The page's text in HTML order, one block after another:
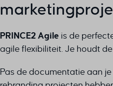
PRINCE2 Agile is de
agile flexibiliteit. Je houdt
Pas de documentatie aan